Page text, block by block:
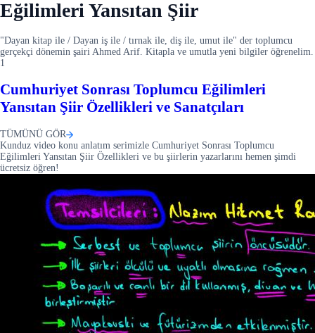
Eğilimleri Yansıtan Şiir
"Dayan kitap ile / Dayan iş ile / tırnak ile, diş ile, umut ile" der toplumcu
gerçekçi dönemin şairi Ahmed Arif. Kitapla ve umutla yeni bilgiler öğrenelim.
1
Cumhuriyet Sonrası Toplumcu Eğilimleri
Yansıtan Şiir Özellikleri ve Sanatçıları
TÜMÜNÜ GÖR
Kunduz video konu anlatım serimizle Cumhuriyet Sonrası Toplumcu
Eğilimleri Yansıtan Şiir Özellikleri ve bu şiirlerin yazarlarını hemen şimdi
ücretsiz öğren!